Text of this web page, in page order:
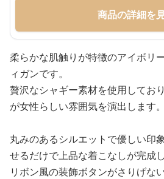
商品の詳細を
柔らかな肌触りが特徴のアイボリ
ィガンです。
贅沢なシャギー素材を使用してお
が女性らしい雰囲気を演出します。
丸みのあるシルエットで優しい印
せるだけで上品な着こなしが完成し
リボン風の装飾ボタンがさりげな